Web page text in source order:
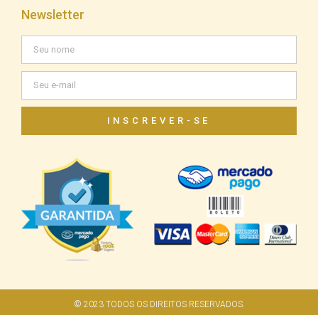
Newsletter
INSCREVER-SE
© 2023 TODOS OS DIREITOS RESERVADOS.